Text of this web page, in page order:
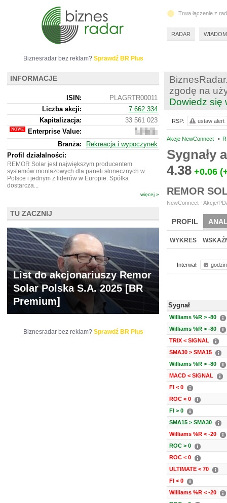
zgodę na
Dowiedz się
Akcje NewConnect •
Sygnały
4.38 +0.06
REMOR
NewConnect - Akcje/
PROFIL
BR LAB
WYKRES
Interwał:
Sygnał
Williams %R > -80
Williams %R > -80
TRIX < SIGNAL
SMA30 > SMA15
Williams %R > -80
MACD < SIGNAL
FI < 0
ROC < 0
FI > 0
SMA15 > SMA30
Williams %R < -20
ROC > 0
ROC < 0
ULTIMATE < 70
FI < 0
Williams %R < -20
RSP: ustaw alert
Biznesradar bez reklam? Sprawdź BR Plus
INFORMACJE
ISIN:
PLAGRTR00011
Liczba akcji:
7 662 334
Kapitalizacja:
33 561 023
Enterprise Value:
33
461
023
Branża:
Rekreacja i wypoczynek
Profil działalności:
REMOR Solar jest największym producentem
systemów montażowych dla paneli słonecznych w
Polsce i jednym z liderów w Europie. Spółka
dostarcza...
więcej »
TU ZACZNIJ
List do akcjonariuszy Remor
Solar Polska S.A. 2025 [BR
Premium]
Biznesradar bez reklam? Sprawdź BR Plus
Trwa łączenie z
RADAR